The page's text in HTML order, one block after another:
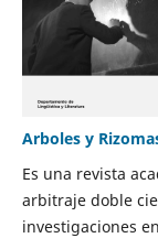
Arboles y
Es una revista
arbitraje doble
investigaciones